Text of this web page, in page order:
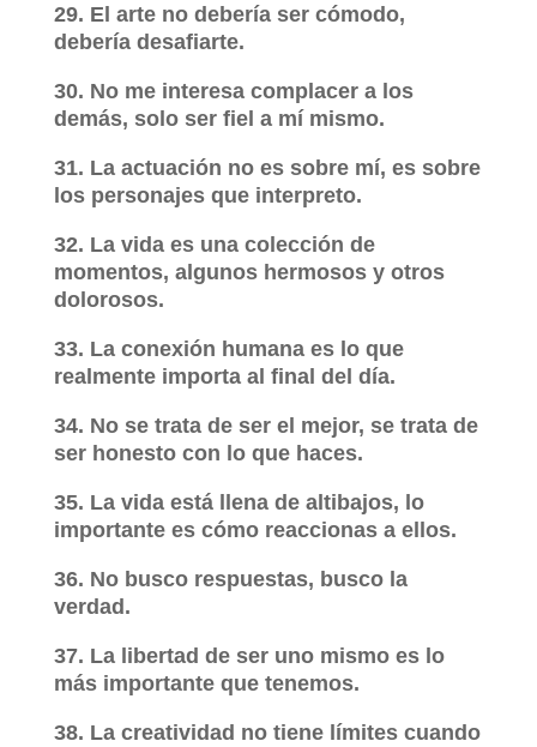
29. El arte no debería ser cómodo,
debería desafiarte.
30. No me interesa complacer a los
demás, solo ser fiel a mí mismo.
31. La actuación no es sobre mí, es sobre
los personajes que interpreto.
32. La vida es una colección de
momentos, algunos hermosos y otros
dolorosos.
33. La conexión humana es lo que
realmente importa al final del día.
34. No se trata de ser el mejor, se trata de
ser honesto con lo que haces.
35. La vida está llena de altibajos, lo
importante es cómo reaccionas a ellos.
36. No busco respuestas, busco la
verdad.
37. La libertad de ser uno mismo es lo
más importante que tenemos.
38. La creatividad no tiene límites cuando